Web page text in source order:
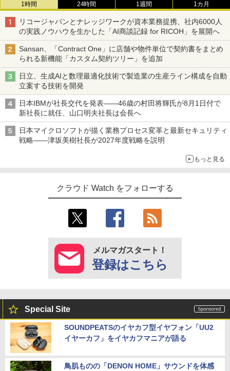
1時間 24時間 1週間 1カ月
リコージャパンとナレッジワークが資本業務提携、社内6000人
の実践ノウハウを生かした「AI商談記録 for RICOH」を展開へ
Sansan、「Contract One」に店舗や物件単位で契約書をまとめ
られる新機能「カスタム契約ツリー」を追加
日立、生成AIと数理最適化技術で製造業の生産ライン構成を自動
立案する技術を開発
日本IBMが社長交代を発表――46歳の村田将輝氏が8月1日付で
新社長に就任、山口明夫社長は会長へ
日本マイクロソフトが描く業務プロセス変革と最新セキュリティ
戦略――津坂美樹社長が2027年度戦略を説明
もっと見る
クラウド Watch をフォローする
メルマガスタート！
登録はこちら
Special Site
SOUNDPEATSのイヤカフ型イヤフォン「UU2
イヤーカフ」をイヤカフマニアが語る
鳥肌ものの「DENON HOME」サウンドを体感